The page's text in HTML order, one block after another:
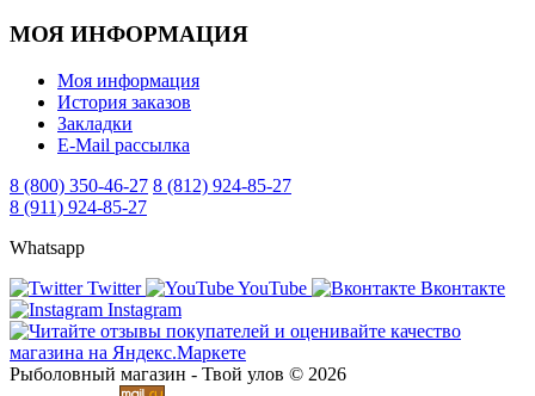
МОЯ ИНФОРМАЦИЯ
Моя информация
История заказов
Закладки
E-Mail рассылка
8 (800) 350-46-27 8 (812) 924-85-27
8 (911) 924-85-27
Whatsapp
Twitter
YouTube
Вконтакте
Instagram
Рыболовный магазин - Твой улов © 2026